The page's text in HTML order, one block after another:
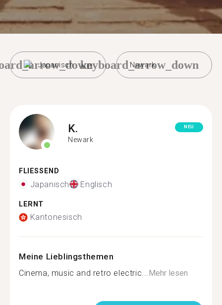
Japanisch Newark
keyboard_arrow_down
K.
Newark
NEU
FLIESSEND
Japanisch Englisch
LERNT
Kantonesisch
Meine Lieblingsthemen
Cinema, music and retro electric...Mehr lesen